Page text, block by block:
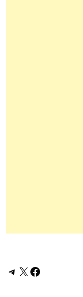
Telegram
X Facebook